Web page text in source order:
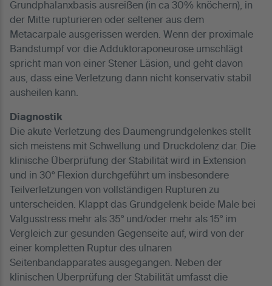
Grundphalanxbasis ausreißen (in ca 30% knöchern), in
der Mitte rupturieren oder seltener aus dem
Metacarpale ausgerissen werden. Wenn der proximale
Bandstumpf vor die Adduktoraponeurose umschlägt
spricht man von einer Stener Läsion, und geht davon
aus, dass eine Verletzung dann nicht konservativ stabil
ausheilen kann.
Diagnostik
Die akute Verletzung des Daumengrundgelenkes stellt
sich meistens mit Schwellung und Druckdolenz dar. Die
klinische Überprüfung der Stabilität wird in Extension
und in 30° Flexion durchgeführt um insbesondere
Teilverletzungen von vollständigen Rupturen zu
unterscheiden. Klappt das Grundgelenk beide Male bei
Valgusstress mehr als 35° und/oder mehr als 15° im
Vergleich zur gesunden Gegenseite auf, wird von der
einer kompletten Ruptur des ulnaren
Seitenbandapparates ausgegangen. Neben der
klinischen Überprüfung der Stabilität umfasst die